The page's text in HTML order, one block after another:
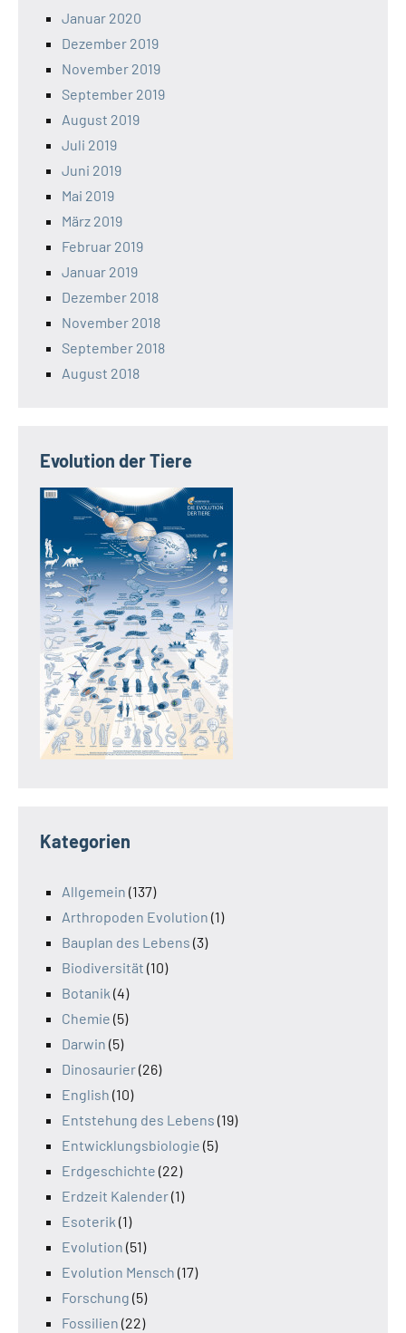
Januar 2020
Dezember 2019
November 2019
September 2019
August 2019
Juli 2019
Juni 2019
Mai 2019
März 2019
Februar 2019
Januar 2019
Dezember 2018
November 2018
September 2018
August 2018
Evolution der Tiere
Kategorien
Allgemein (137)
Arthropoden Evolution (1)
Bauplan des Lebens (3)
Biodiversität (10)
Botanik (4)
Chemie (5)
Darwin (5)
Dinosaurier(26)
English (10)
Entstehung des Lebens (19)
Entwicklungsbiologie (5)
Erdgeschichte (22)
Erdzeit Kalender(1)
Esoterik (1)
Evolution (51)
Evolution Mensch (17)
Forschung (5)
Fossilien (22)